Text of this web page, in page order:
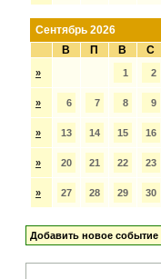
Сентябрь 2026
В
П В С
» 1 2
» 6 7 8 9
» 13 14 15 16
» 20 21 22 23
» 27 28 29 30
Добавить новое событие